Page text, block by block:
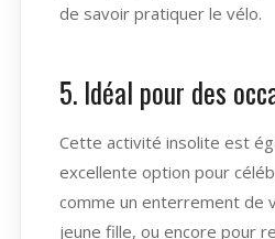
de savoir pratiquer le vélo.
5. Idéal pour des
Cette activité insolite est
excellente option pour
comme un enterrement de
jeune fille, ou encore pour